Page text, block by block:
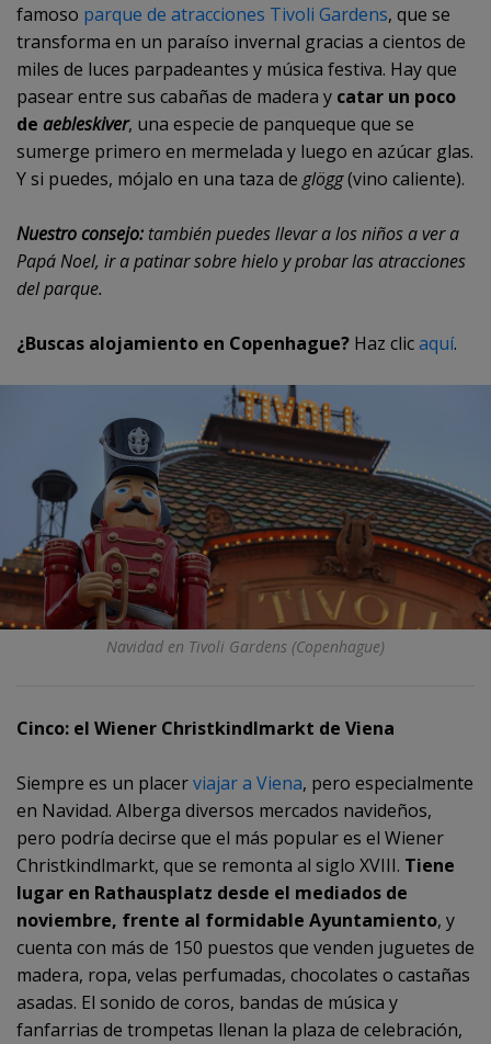
famoso parque de atracciones Tivoli Gardens, que se
transforma en un paraíso invernal gracias a cientos de
miles de luces parpadeantes y música festiva. Hay que
pasear entre sus cabañas de madera y catar un poco
de aebleskiver, una especie de panqueque que se
sumerge primero en mermelada y luego en azúcar glas.
Y si puedes, mójalo en una taza de glögg(vino caliente).
Nuestro consejo: también puedes llevar a los niños a ver a
Papá Noel, ir a patinar sobre hielo y probar las atracciones
del parque.
¿Buscas alojamiento en Copenhague? Haz clicaquí.
Navidad en Tivoli Gardens (Copenhague)
Cinco: el Wiener Christkindlmarkt de Viena
Siempre es un placerviajar a Viena, pero especialmente
en Navidad. Alberga diversos mercados navideños,
pero podría decirse que el más popular es el Wiener
Christkindlmarkt, que se remonta al siglo XVIII. Tiene
lugar en Rathausplatz desde el mediados de
noviembre, frente al formidable Ayuntamiento, y
cuenta con más de 150 puestos que venden juguetes de
madera, ropa, velas perfumadas, chocolates o castañas
asadas. El sonido de coros, bandas de música y
fanfarrias de trompetas llenan la plaza de celebración,